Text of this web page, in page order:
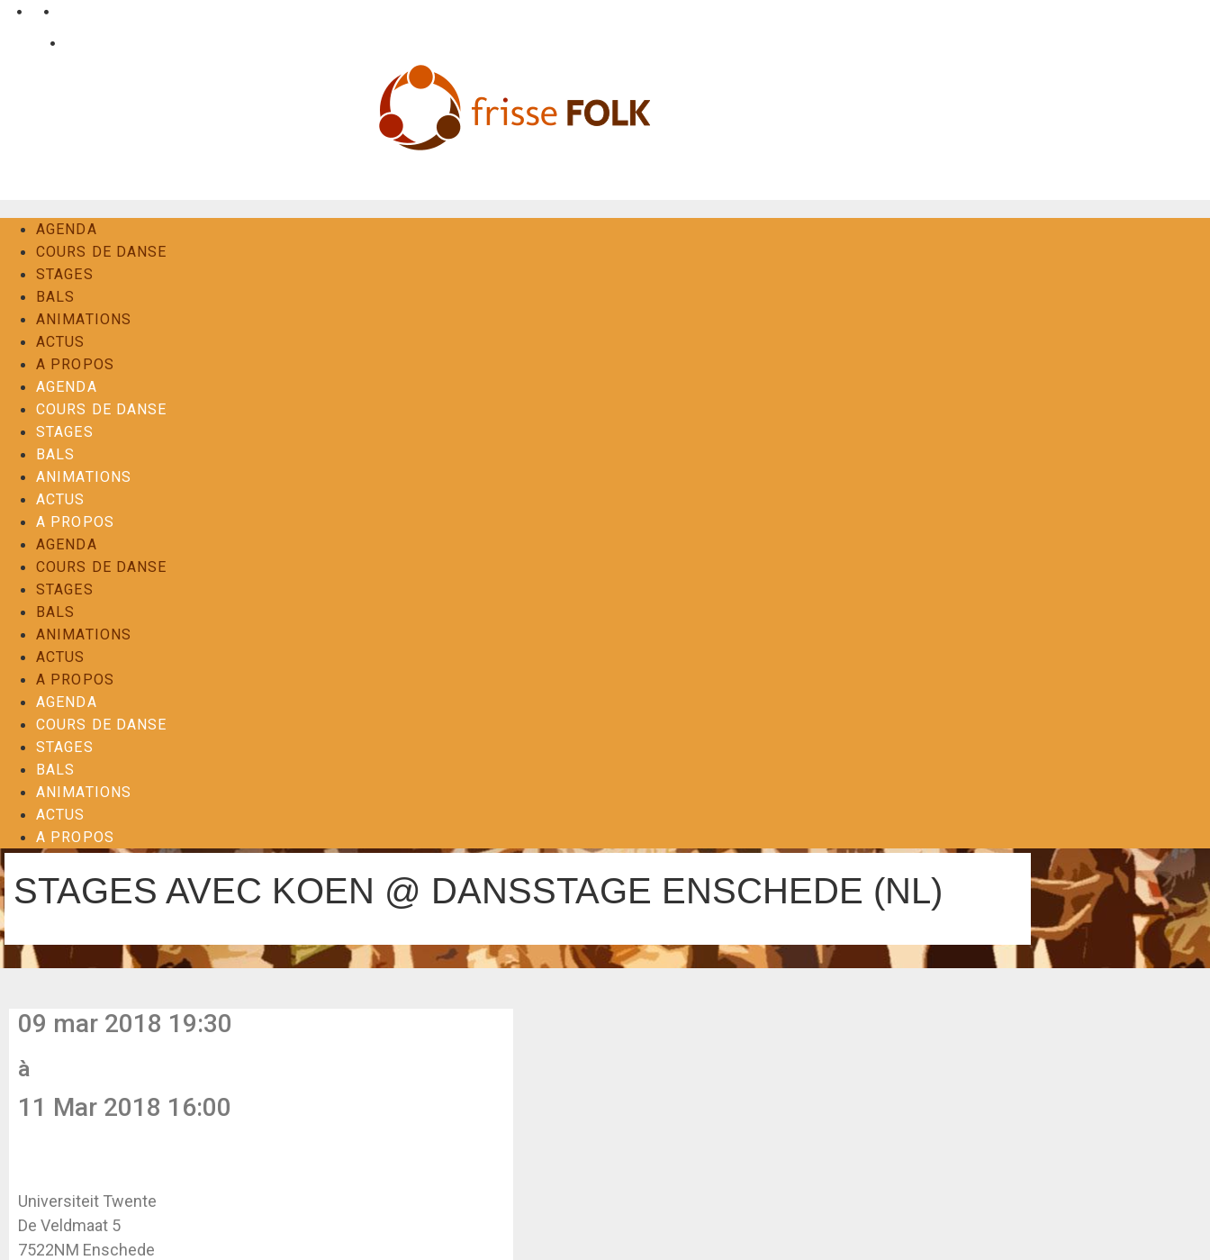
Aller
• •
•
AGENDA
COURS DE DANSE
STAGES
BALS
ANIMATIONS
ACTUS
A PROPOS
AGENDA
COURS DE DANSE
STAGES
BALS
ANIMATIONS
ACTUS
A PROPOS
AGENDA
COURS DE DANSE
STAGES
BALS
ANIMATIONS
ACTUS
A PROPOS
AGENDA
COURS DE DANSE
STAGES
BALS
ANIMATIONS
ACTUS
A PROPOS
STAGES AVEC KOEN @ DANSSTAGE ENSCHEDE (NL)
09 mar 2018 19:30
à
11 Mar 2018 16:00
Universiteit Twente
De Veldmaat 5
7522NM Enschede